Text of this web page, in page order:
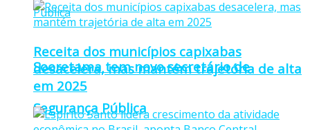
Sooretama tem novo secretário de
Segurança Pública
Receita dos municípios capixabas
desacelera, mas mantém trajetória de alta
em 2025